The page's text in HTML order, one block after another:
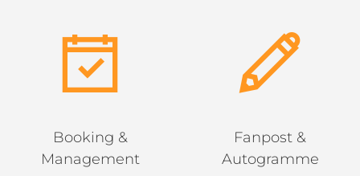
Booking &
Management
Fanpost &
Autogramme